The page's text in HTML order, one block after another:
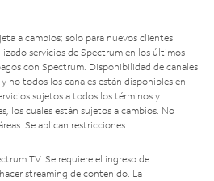
a cambios; solo para nuevos clientes
servicios de Spectrum en los últimos
con Spectrum. Disponibilidad de canales
no todos los canales están disponibles en
sujetos a todos los términos y
los cuales están sujetos a cambios. No
Se aplican restricciones.
TV. Se requiere el ingreso de
streaming de contenido. La